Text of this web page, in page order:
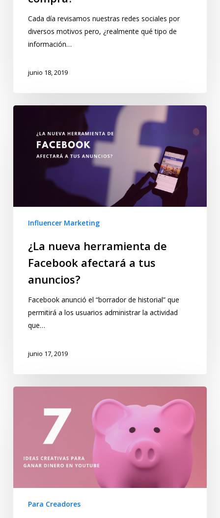
Cada día revisamos nuestras redes sociales por
diversos motivos pero, ¿realmente qué tipo de
información…
junio 18, 2019
Influencer Marketing
¿La nueva herramienta de
Facebook afectará a tus
anuncios?
Facebook anunció el “borrador de historial” que
permitirá a los usuarios administrar la actividad
que…
junio 17, 2019
Para Creadores